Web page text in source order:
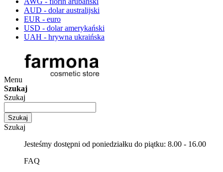
AUD - dolar australijski
EUR - euro
USD - dolar amerykański
UAH - hrywna ukraińska
Menu
Szukaj
Szukaj
Szukaj
Szukaj
Jesteśmy dostępni od poniedziałku do piątku: 8.00 - 16.00
FAQ